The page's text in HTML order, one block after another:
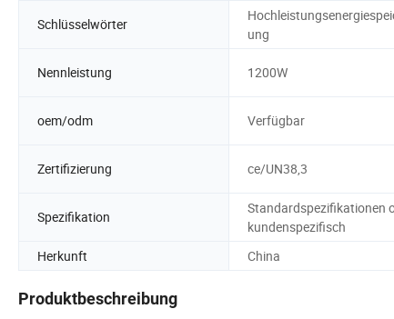
Schlüsselwörter
ung
Nennleistung 1200W
oem/odm Verfügbar
Zertifizierung ce/UN38,3
Spezifikation
Standardspezifikationen
kundenspezifisch
Herkunft China
Produktbeschreibung